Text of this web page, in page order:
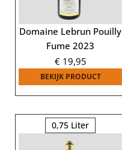
Domaine Lebrun Pouilly
Fume 2023
€19,95
BEKIJK PRODUCT
0,75 Liter